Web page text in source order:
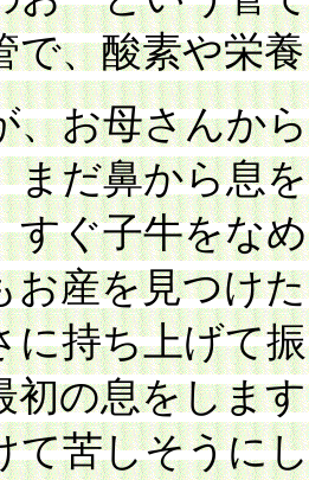
で、酸素や栄
お母さんから
まだ鼻から息
すぐ子牛をな
お産を見つけ
に持ち上げて
初の息をしま
て苦しそうに